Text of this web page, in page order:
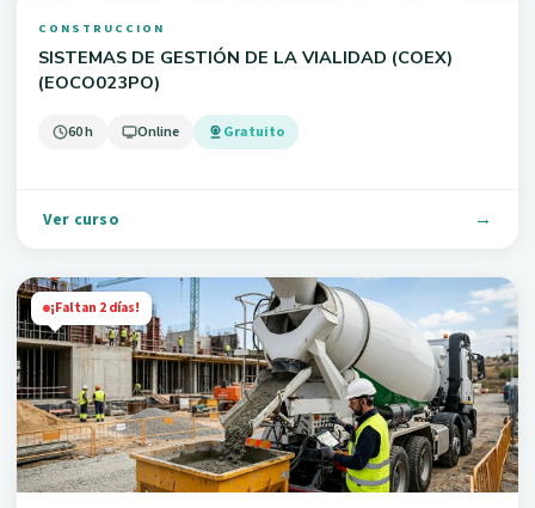
CONSTRUCCION
SISTEMAS DE GESTIÓN DE LA VIALIDAD (COEX)
(EOCO023PO)
60 h Online Gratuito
Ver curso
¡Faltan 2 días!